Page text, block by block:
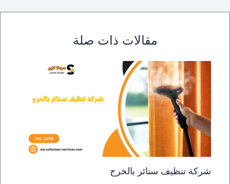
مقالات ذات صلة
شركة تنظيف ستائر بالخرج